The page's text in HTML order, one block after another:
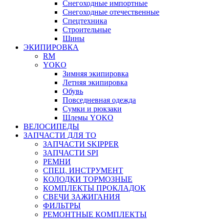
Снегоходные импортные
Снегоходные отечественные
Спецтехника
Строительные
Шины
ЭКИПИРОВКА
RM
YOKO
Зимняя экипировка
Летняя экипировка
Обувь
Повседневная одежда
Сумки и рюкзаки
Шлемы YOKO
ВЕЛОСИПЕДЫ
ЗАПЧАСТИ ДЛЯ ТО
ЗАПЧАСТИ SKIPPER
ЗАПЧАСТИ SPI
РЕМНИ
СПЕЦ. ИНСТРУМЕНТ
КОЛОДКИ ТОРМОЗНЫЕ
КОМПЛЕКТЫ ПРОКЛАДОК
СВЕЧИ ЗАЖИГАНИЯ
ФИЛЬТРЫ
РЕМОНТНЫЕ КОМПЛЕКТЫ